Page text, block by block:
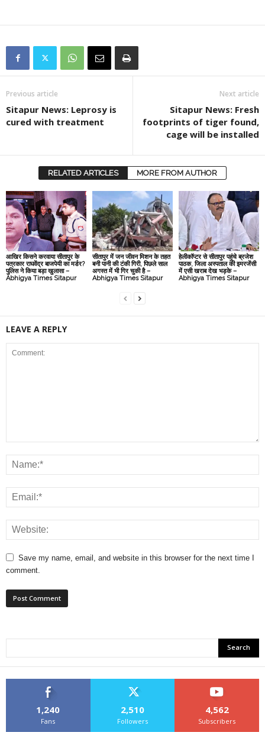
Previous article
Sitapur News: Leprosy is
cured with treatment
Next article
Sitapur News: Fresh
footprints of tiger found,
cage will be installed
RELATED ARTICLES MORE FROM AUTHOR
आखिर किसने करवाया सीतापुर के
पत्रकार राघवेंद्र बाजपेयी का मर्डर?
पुलिस ने किया बड़ा खुलासा –
Abhigya Times Sitapur
सीतापुर में जन जीवन मिशन के तहत
बनी पानी की टंकी गिरी, पिछले साल
अगस्त में भी गिर चुकी है –
Abhigya Times Sitapur
हेलीकॉप्टर से सीतापुर पहुंचे ब्रजेश
पाठक, जिला अस्पताल की इमरजेंसी
में एसी खराब देख भड़के –
Abhigya Times Sitapur
LEAVE A REPLY
Save my name, email, and website in this browser for the next time I
comment.
1,240
Fans
2,510
Followers
4,562
Subscribers